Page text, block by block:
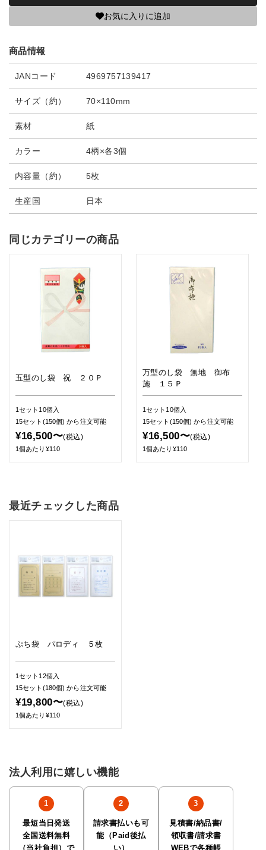
お気に入りに追加
商品情報
JANコード 4969757139417
サイズ（約） 70×110mm
素材 紙
カラー 4柄×各3個
内容量（約） 5枚
生産国 日本
同じカテゴリーの商品
五型のし袋 祝 ２０Ｐ
1セット10個入
15セット(150個)から注文可能
¥16,500〜(税込)
1個あたり¥110
万型のし袋 無地 御布
施 １５Ｐ
1セット10個入
15セット(150個)から注文可能
¥16,500〜(税込)
1個あたり¥110
最近チェックした商品
ぷち袋 パロディ ５枚
1セット12個入
15セット(180個)から注文可能
¥19,800〜(税込)
1個あたり¥110
法人利用に嬉しい機能
最短当日発送
全国送料無料
（当社負担）で
請求書払いも可
能（Paid後払
い）
見積書/納品書/
領収書/請求書
WEBで各種帳